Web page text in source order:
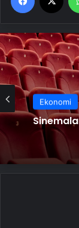
Ekonomi